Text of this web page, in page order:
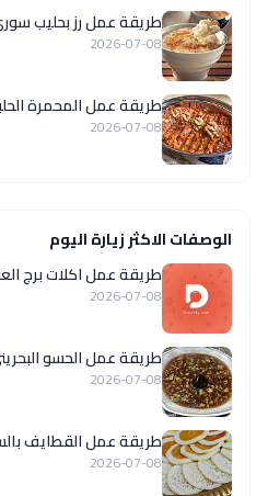
طريقة عمل رز بحليب سوري بـ 5
2026-07-08
طريقة عمل المحمرة
2026-07-08
الوصفات الاكثر زيارة اليوم
طريقة عمل اكلات برج
2026-07-08
طريقة عمل الحسو
2026-07-08
طريقة عمل القطايف
2026-07-08